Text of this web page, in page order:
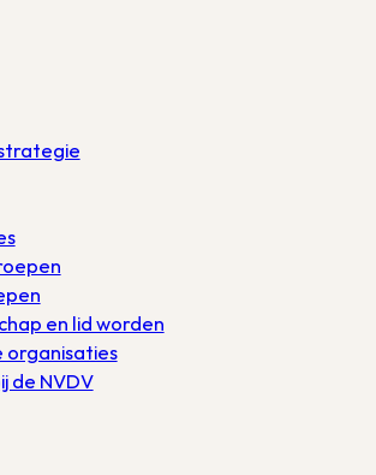
en lid worden
organisaties
de NVDV